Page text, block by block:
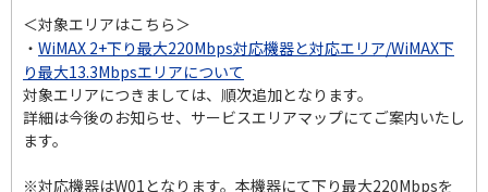
＜対象エリアはこちら＞
・ WiMAX 2+下り最大220Mbps対応機器と対応エリア/WiMAX下
り最大13.3Mbpsエリアについて
対象エリアにつきましては、順次追加となります。
詳細は今後のお知らせ、サービスエリアマップにてご案内いたし
ます。
※対応機器はW01となります。本機器にて下り最大220Mbpsを